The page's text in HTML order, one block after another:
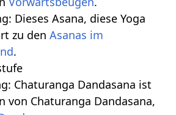
Dieses Asana, diese Yoga
zu den Asanas im
.
Chaturanga Dandasana ist
von Chaturanga Dandasana,